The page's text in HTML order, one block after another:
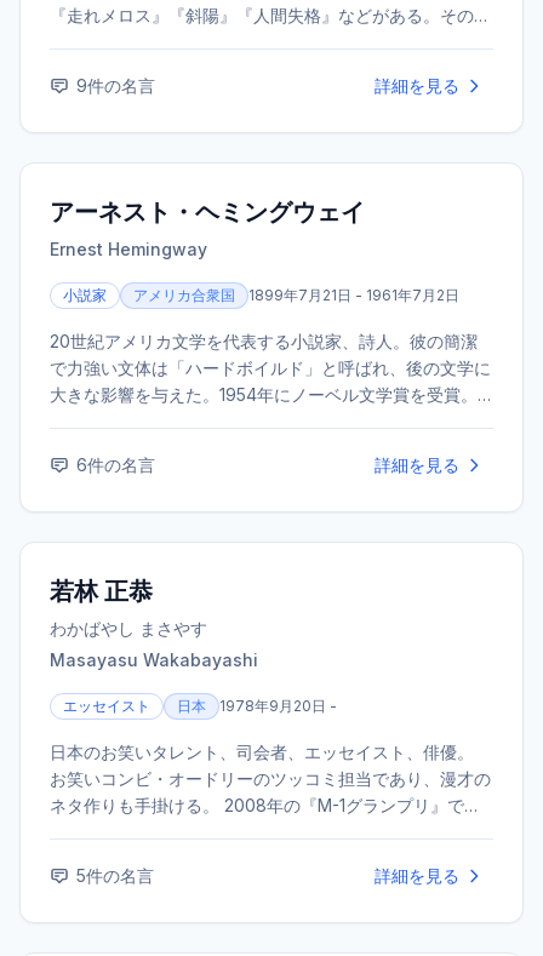
『走れメロス』『斜陽』『人間失格』などがある。その破
9件の名言 詳細を見る
アーネスト・ヘミングウェイ
Ernest Hemingway
小説家 アメリカ合衆国 1899年7月21日 - 1961年7月2日
20世紀アメリカ文学を代表する小説家、詩人。彼の簡潔
で力強い文体は「ハードボイルド」と呼ばれ、後の文学に
大きな影響を与えた。1954年にノーベル文学賞を受賞。
6件の名言 詳細を見る
若林 正恭
わかばやし まさやす
Masayasu Wakabayashi
エッセイスト 日本 1978年9月20日 -
日本のお笑いタレント、司会者、エッセイスト、俳優。
お笑いコンビ・オードリーのツッコミ担当であり、漫才の
ネタ作りも手掛ける。 2008年の『M-1グランプリ』で敗
レブ犬とカバーニャ要塞の野良犬』で第3回斎藤茂太賞を
5件の名言 詳細を見る